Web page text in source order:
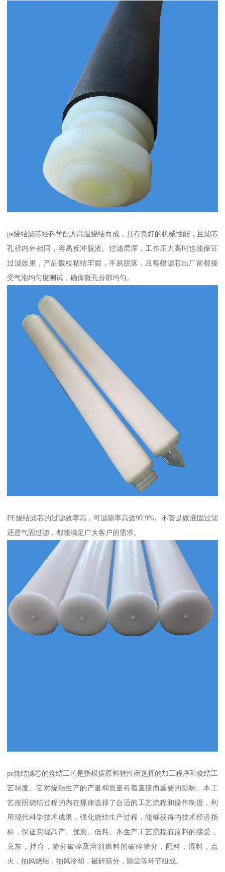
pe烧结滤芯经科学配方高温烧结而成，具有良好的机械性能，且滤芯
孔径内外相同，容易反冲脱渣。过滤层厚，工作压力高时也能保证
过滤效果，产品微粒粘结牢固，不易脱落，且每根滤芯出厂前都接
受气泡均匀度测试，确保微孔分部均匀。
PE烧结滤芯的过滤效率高，可滤除率高达99.9%。不管是做液固过滤
还是气固过滤，都能满足广大客户的需求。
pe烧结滤芯的烧结工艺是指根据原料特性所选择的加工程序和烧结工
艺制度。它对烧结生产的产量和质量有着直接而重要的影响。本工
艺按照烧结过程的内在规律选择了合适的工艺流程和操作制度，利
用现代科学技术成果，强化烧结生产过程，能够获得的技术经济指
标，保证实现高产、优质、低耗。本生产工艺流程有原料的接受，
兑灰，拌合，筛分破碎及溶剂燃料的破碎筛分，配料，混料，点
火，抽风烧结，抽风冷却，破碎筛分，除尘等环节组成。